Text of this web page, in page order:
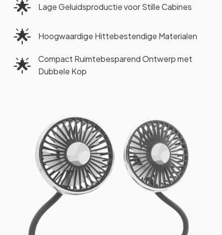
🌟 Lage Geluidsproductie voor Stille Cabines
🌟 Hoogwaardige Hittebestendige Materialen
🌟
Compact Ruimtebesparend Ontwerp met
Dubbele Kop